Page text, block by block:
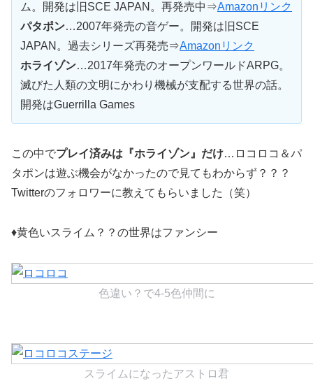
ム。開発は旧SCE JAPAN。再発売中⇒Amazonリンク
パタポン…2007年発売の音ゲー。開発は旧SCE
JAPAN。過去シリーズ再発売⇒Amazonリンク
ホライゾン…2017年発売のオープンワールドARPG。
滅びた人類の文明にかわり機械が支配する世界の話。
開発はGuerrilla Games
この中でプレイ済みは『ホライゾン』だけ…ロコロコ＆パ
タポンは遊ぶ機会がなかったので見てもわからず？？？
Twitterのフォロワーに教えてもらいました（笑）
♦黄色いスライム？？の世界はファンシー
色違い？で4-5色仲間に
スライムになったアストロ君